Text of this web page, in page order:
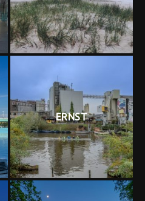
ERNST